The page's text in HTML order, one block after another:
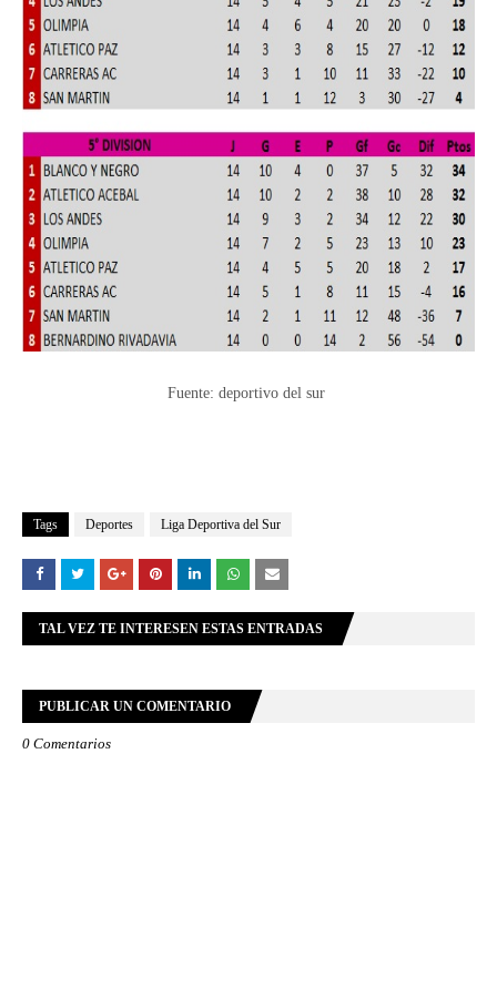
Fuente: deportivo del sur
Tags Deportes Liga Deportiva del Sur
TAL VEZ TE INTERESEN ESTAS ENTRADAS
PUBLICAR UN COMENTARIO
0 Comentarios